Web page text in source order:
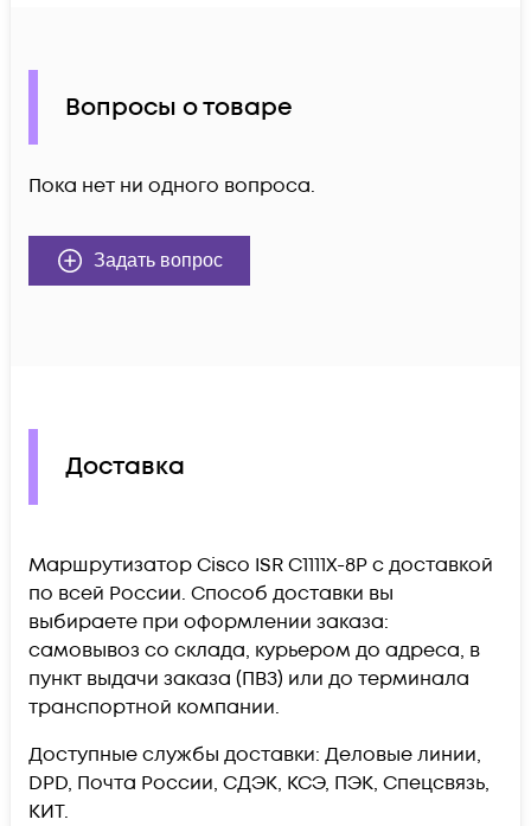
Вопросы о товаре
Пока нет ни одного вопроса.
Задать вопрос
Доставка
Маршрутизатор Cisco ISR C1111X-8P c доставкой
по всей России. Способ доставки вы
выбираете при оформлении заказа:
самовывоз со склада, курьером до адреса, в
пункт выдачи заказа (ПВЗ) или до терминала
транспортной компании.
Доступные службы доставки: Деловые линии,
DPD, Почта России, СДЭК, КСЭ, ПЭК, Спецсвязь,
КИТ.